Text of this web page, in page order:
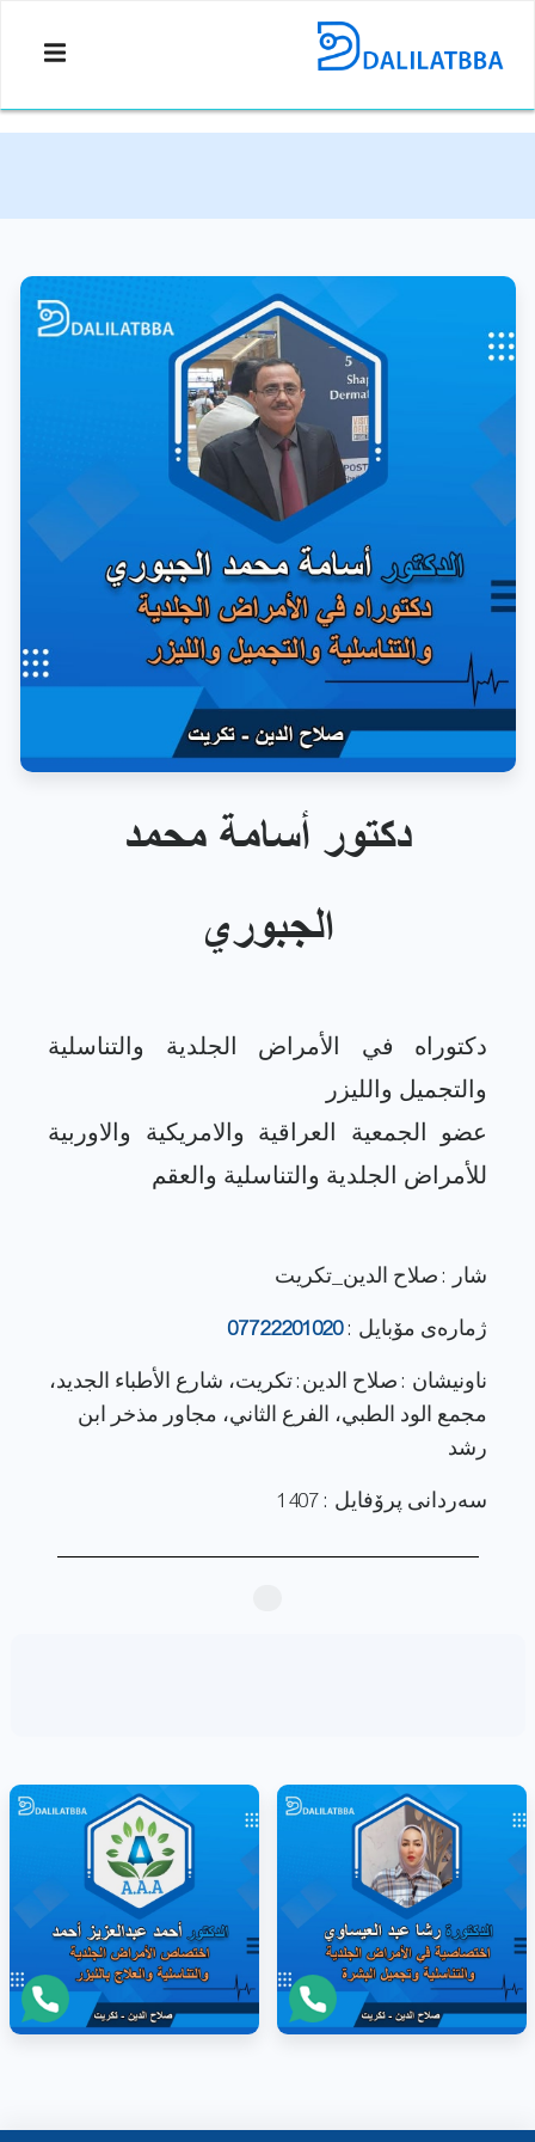
دكتور أسامة محمد
الجبوري
دكتوراه في الأمراض الجلدية والتناسلية
عضو الجمعية العراقية والامريكية والاوربية
شار : صلاح الدين_تكريت
ژماره‌ی مۆبایل :07722201020
ناونيشان : صلاح الدين: تكريت، شارع الأطباء الجديد،
مجمع الود الطبي، الفرع الثاني، مجاور مذخر ابن
رشد
سەردانی پرۆفایل : 1407